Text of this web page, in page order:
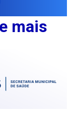
mais